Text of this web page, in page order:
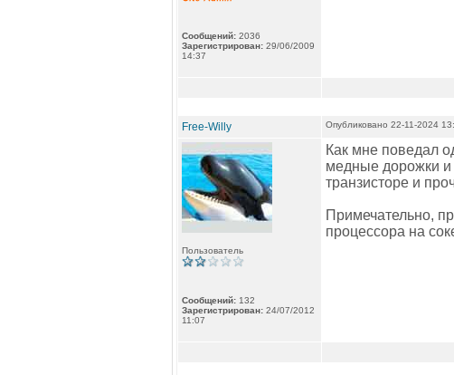
Сообщений: 2036
Зарегистрирован: 29/06/2009
14:37
Free-Willy Опубликовано 22-11-2024
Пользователь
Сообщений: 132
Зарегистрирован: 24/07/2012
11:07
Как мне поведал
медные дорожки и
транзисторе и
Примечательно,
процессора на